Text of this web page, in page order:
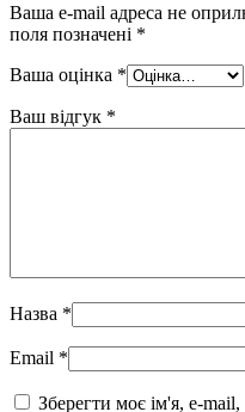
Ваша e-mail адреса не
поля позначені *
Ваша оцінка *
Ваш відгук *
Назва *
Email *
Зберегти моє ім'я, e-mail,